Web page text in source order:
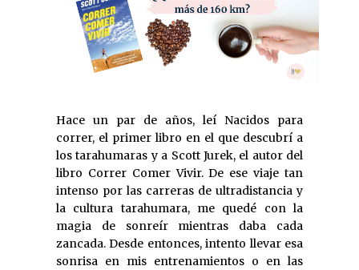
Hace un par de años, leí Nacidos para
correr, el primer libro en el que descubrí a
los tarahumaras y a Scott Jurek, el autor del
libro Correr Comer Vivir. De ese viaje tan
intenso por las carreras de ultradistancia y
la cultura tarahumara, me quedé con la
magia de sonreír mientras daba cada
zancada. Desde entonces, intento llevar esa
sonrisa en mis entrenamientos o en las